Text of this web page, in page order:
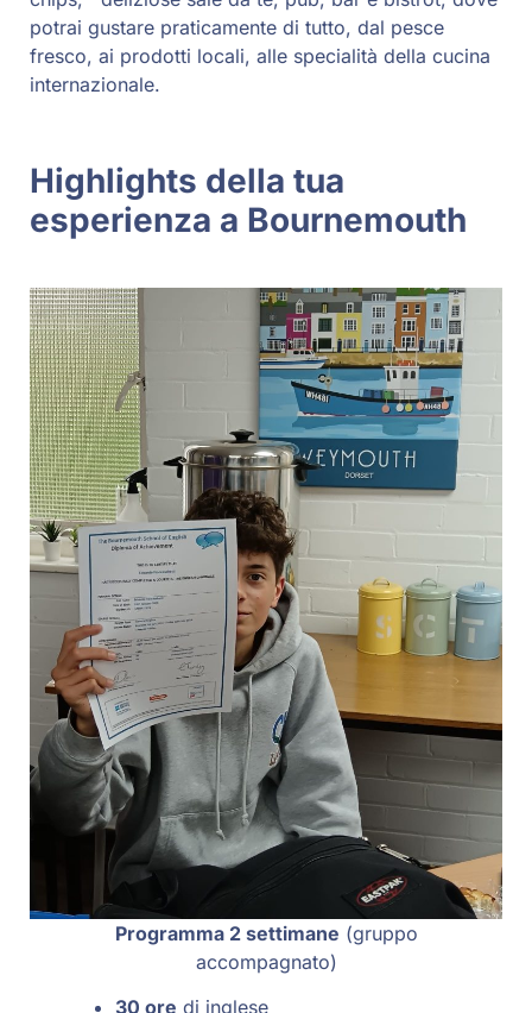
potrai gustare praticamente di tutto, dal pesce
fresco, ai prodotti locali, alle specialità della cucina
internazionale.
Highlights della tua
esperienza a Bournemouth
Programma 2 settimane (gruppo
accompagnato)
30 ore di inglese